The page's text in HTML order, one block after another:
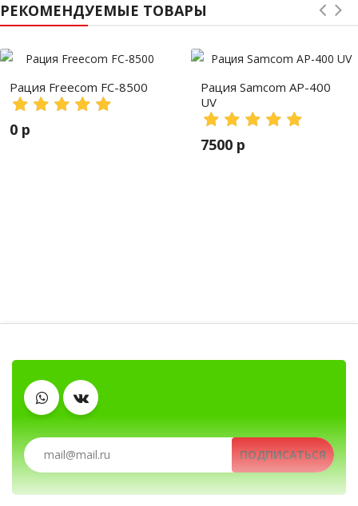
РЕКОМЕНДУЕМЫЕ ТОВАРЫ
Рация Freecom FC-8500
0 р
Рация Samcom AP-400
UV
7500 р
Аккумуляторы
Зарядные устройства Тангенты
Гарнитуры Антенны
ПОДПИСАТЬСЯ